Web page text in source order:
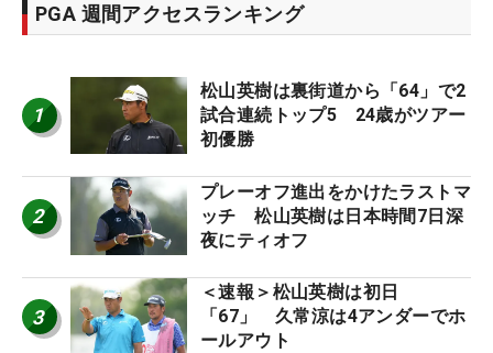
PGA 週間アクセスランキング
1
松山英樹は裏街道から「64」で2
試合連続トップ5 24歳がツアー
初優勝
2
プレーオフ進出をかけたラストマ
ッチ 松山英樹は日本時間7日深
夜にティオフ
3
＜速報＞松山英樹は初日
「67」 久常涼は4アンダーでホ
ールアウト